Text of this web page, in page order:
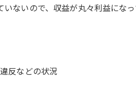
ないので、収益が丸々利益になっ
反などの状況